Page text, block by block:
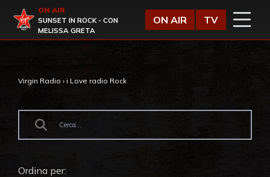
Virgin Radio
ON AIR
SUNSET IN ROCK - CON
MELISSA GRETA
ON AIR TV
Virgin Radio › i Love radio Rock
Ordina per: